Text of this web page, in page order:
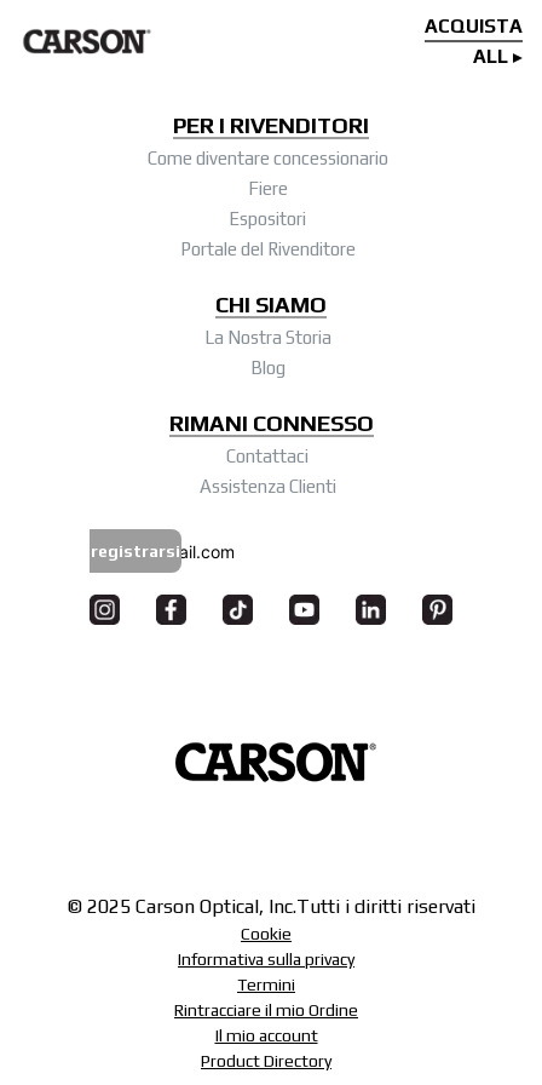
ACQUISTA
ALL
PER I RIVENDITORI
Come diventare concessionario
Fiere
Espositori
Portale del Rivenditore
CHI SIAMO
La Nostra Storia
Blog
RIMANI CONNESSO
Contattaci
Assistenza Clienti
registrarsi
© 2025 Carson Optical, Inc.Tutti i diritti riservati
Cookie
Informativa sulla privacy
Termini
Rintracciare il mio Ordine
Il mio account
Product Directory